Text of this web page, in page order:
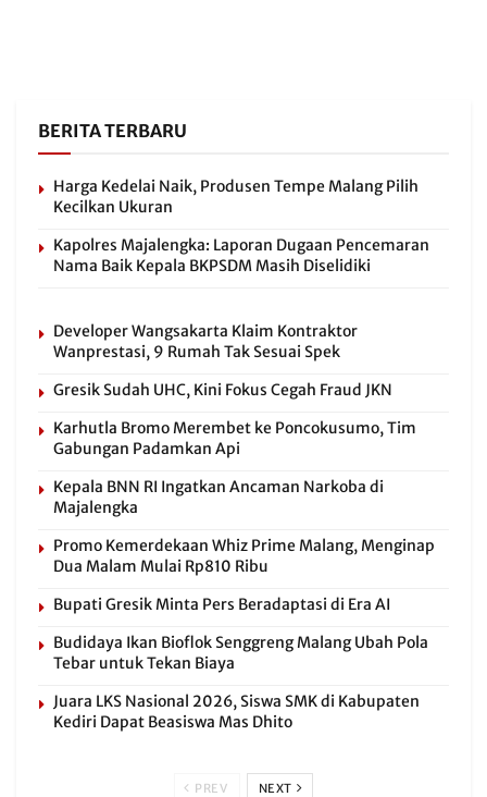
BERITA TERBARU
Harga Kedelai Naik, Produsen Tempe Malang Pilih
Kecilkan Ukuran
Kapolres Majalengka: Laporan Dugaan Pencemaran
Nama Baik Kepala BKPSDM Masih Diselidiki
Developer Wangsakarta Klaim Kontraktor
Wanprestasi, 9 Rumah Tak Sesuai Spek
Gresik Sudah UHC, Kini Fokus Cegah Fraud JKN
Karhutla Bromo Merembet ke Poncokusumo, Tim
Gabungan Padamkan Api
Kepala BNN RI Ingatkan Ancaman Narkoba di
Majalengka
Promo Kemerdekaan Whiz Prime Malang, Menginap
Dua Malam Mulai Rp810 Ribu
Bupati Gresik Minta Pers Beradaptasi di Era AI
Budidaya Ikan Bioflok Senggreng Malang Ubah Pola
Tebar untuk Tekan Biaya
Juara LKS Nasional 2026, Siswa SMK di Kabupaten
Kediri Dapat Beasiswa Mas Dhito
PREV NEXT